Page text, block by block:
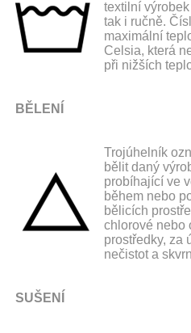
textilní
tak i ručně.
maximální
Celsia, která
při nižších
BĚLENÍ
Trojúhelník
bělit daný
probíhající ve
během nebo
bělicích
chlorové nebo
prostředky, za
nečistot a
SUŠENÍ